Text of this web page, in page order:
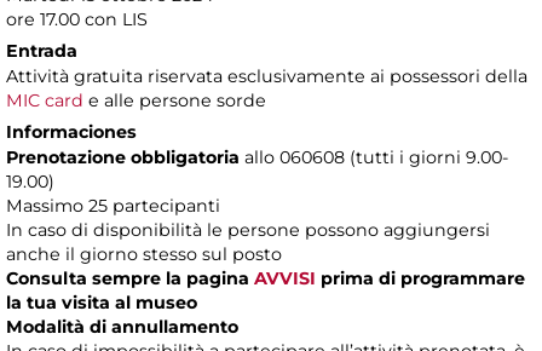
ore 17.00 con LIS
Entrada
Attività gratuita riservata esclusivamente ai possessori della
MIC card e alle persone sorde
Informaciones
Prenotazione obbligatoria allo 060608 (tutti i giorni 9.00-
19.00)
Massimo 25 partecipanti
In caso di disponibilità le persone possono aggiungersi
anche il giorno stesso sul posto
Consulta sempre la pagina AVVISI prima di programmare
la tua visita al museo
Modalità di annullamento